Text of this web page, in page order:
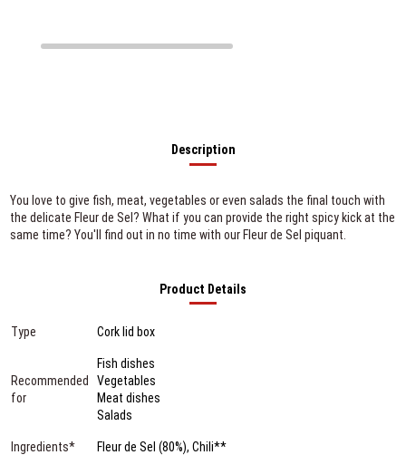
Description
You love to give fish, meat, vegetables or even salads the final touch with
the delicate Fleur de Sel? What if you can provide the right spicy kick at the
same time? You'll find out in no time with our Fleur de Sel piquant.
Product Details
Type Cork lid box
Recommended
for
Fish dishes
Vegetables
Meat dishes
Salads
Ingredients* Fleur de Sel (80%), Chili**